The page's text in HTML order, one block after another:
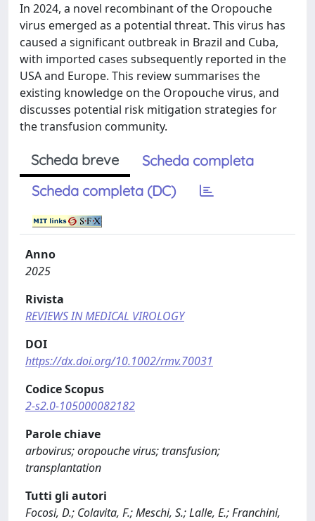
In 2024, a novel recombinant of the Oropouche
virus emerged as a potential threat. This virus has
caused a significant outbreak in Brazil and Cuba,
with imported cases subsequently reported in the
USA and Europe. This review summarises the
existing knowledge on the Oropouche virus, and
discusses potential risk mitigation strategies for
the transfusion community.
Scheda breve
Scheda completa
Scheda completa (DC)
Anno
2025
Rivista
REVIEWS IN MEDICAL VIROLOGY
DOI
https://dx.doi.org/10.1002/rmv.70031
Codice Scopus
2-s2.0-105000082182
Parole chiave
arbovirus; oropouche virus; transfusion;
transplantation
Tutti gli autori
Focosi, D.; Colavita, F.; Meschi, S.; Lalle, E.; Franchini,